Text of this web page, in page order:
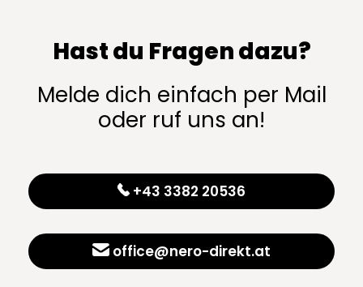
Hast du Fragen dazu?
Melde dich einfach per Mail
oder ruf uns an!
+43 3382 20536
office@nero-direkt.at